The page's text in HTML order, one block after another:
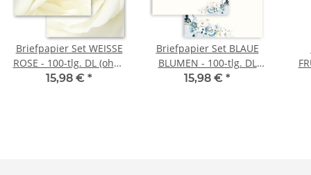
Briefpapier Set WEISSE
ROSE - 100-tlg. DL (ohne
Fenster)
15,98 € *
Briefpapier Set BLAUE
BLUMEN - 100-tlg. DL
(ohne Fenster)
15,98 € *